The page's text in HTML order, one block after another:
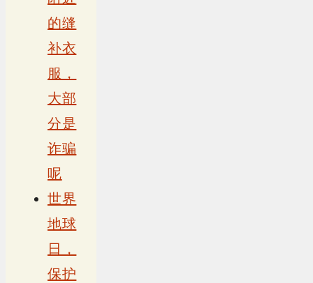
的缝
补衣
服，
大部
分是
诈骗
呢
世界
地球
日，
保护